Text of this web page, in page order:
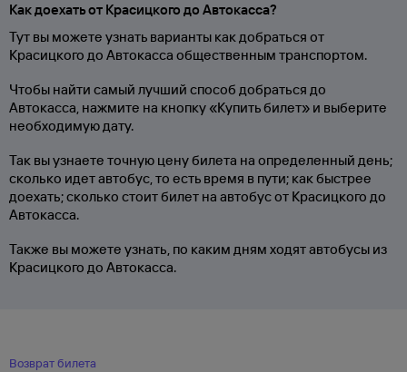
Как доехать от Красицкого до Автокасса?
Тут вы можете узнать варианты как добраться от
Красицкого до Автокасса общественным транспортом.
Чтобы найти самый лучший способ добраться до
Автокасса, нажмите на кнопку «Купить билет» и выберите
необходимую дату.
Так вы узнаете точную цену билета на определенный день;
сколько идет автобус, то есть время в пути; как быстрее
доехать; сколько стоит билет на автобус от Красицкого до
Автокасса.
Также вы можете узнать, по каким дням ходят автобусы из
Красицкого до Автокасса.
Возврат билета